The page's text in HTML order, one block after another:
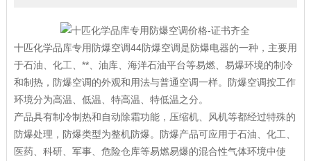
十匹化学品库专用防爆空调44防爆空调是防爆电器的一种，主要用
于石油、化工、**、油库、海洋石油平台等易燃、易爆环境的制冷
和制热，防爆空调的外观和用法与普通空调一样。防爆空调按工作
环境分为高温、低温、特高温、特低温之分。
产品具有制冷制热和自动除霜功能，压缩机、风机等都经过特殊的
防爆处理，防爆类型为整机防爆。防爆产品可应用于石油、化工、
医药、科研、军事、危险仓库等易燃易爆的混合性气体环境中使